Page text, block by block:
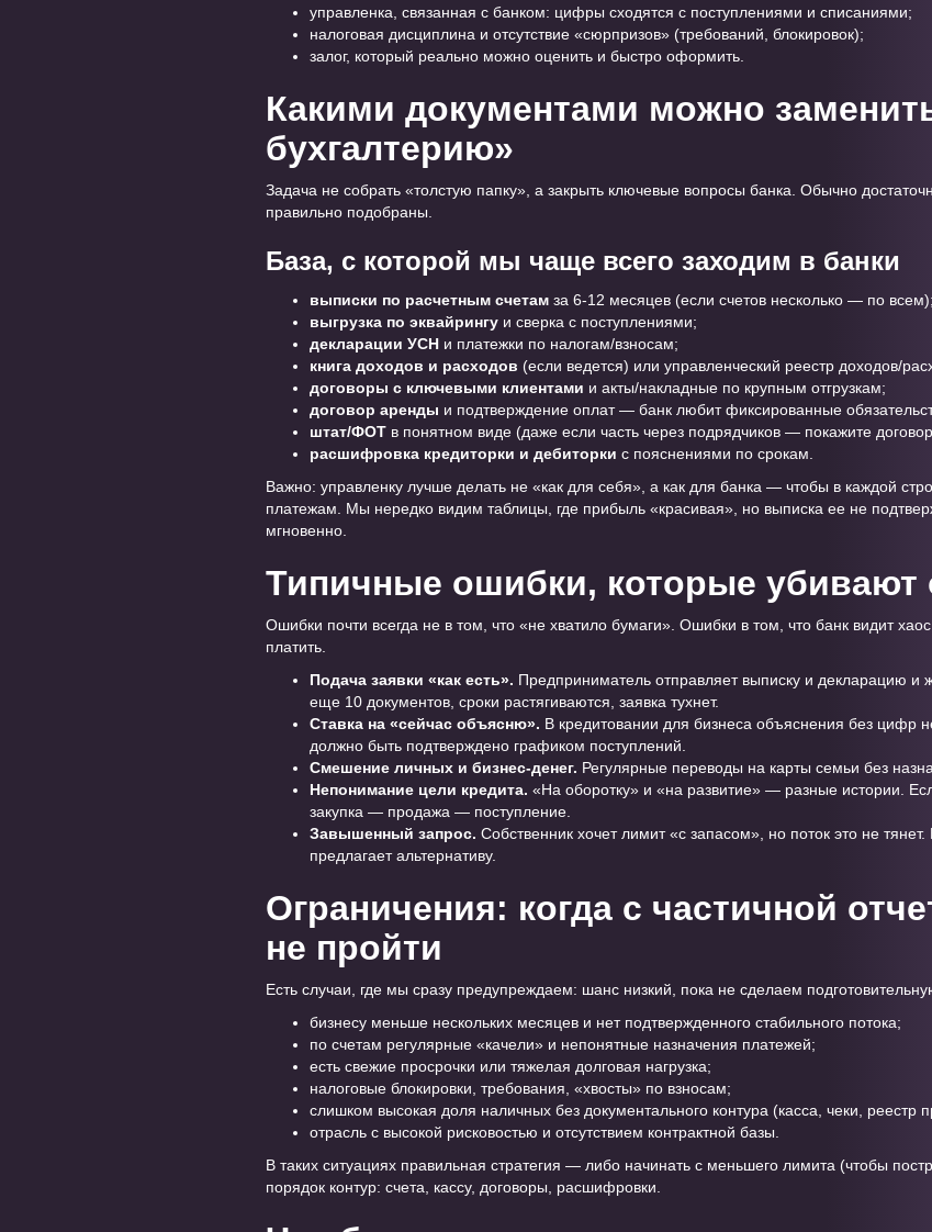
управленка, связанная с банком: цифры сходятся с поступлениями и списаниями;
налоговая дисциплина и отсутствие «сюрпризов» (требований, блокировок);
залог, который реально можно оценить и быстро оформить.
Какими документами можно
бухгалтерию»
Задача не собрать «толстую папку», а закрыть ключевые вопросы банка. Обычно
правильно подобраны.
База, с которой мы чаще всего заходим в банки
выписки по расчетным счетам за 6-12 месяцев (если счетов несколько — по всем);
выгрузка по эквайрингу и сверка с поступлениями;
декларации УСН и платежки по налогам/взносам;
книга доходов и расходов (если ведется) или управленческий реестр доходов/
договоры с ключевыми клиентами и акты/накладные по крупным отгрузкам;
договор аренды и подтверждение оплат — банк любит фиксированные
штат/ФОТ в понятном виде (даже если часть через подрядчиков — покажите
расшифровка кредиторки и дебиторки с пояснениями по срокам.
Важно: управленку лучше делать не «как для себя», а как для банка — чтобы в каждой
платежам. Мы нередко видим таблицы, где прибыль «красивая», но выписка ее не
мгновенно.
Типичные ошибки, которые убивают
Ошибки почти всегда не в том, что «не хватило бумаги». Ошибки в том, что банк видит
платить.
Подача заявки «как есть». Предприниматель отправляет выписку и декларацию и
еще 10 документов, сроки растягиваются, заявка тухнет.
Ставка на «сейчас объясню». В кредитовании для бизнеса объяснения без цифр
должно быть подтверждено графиком поступлений.
Смешение личных и бизнес-денег. Регулярные переводы на карты семьи без
Непонимание цели кредита. «На оборотку» и «на развитие» — разные истории.
закупка — продажа — поступление.
Завышенный запрос. Собственник хочет лимит «с запасом», но поток это не
предлагает альтернативу.
Ограничения: когда с частичной
не пройти
Есть случаи, где мы сразу предупреждаем: шанс низкий, пока не сделаем
бизнесу меньше нескольких месяцев и нет подтвержденного стабильного потока;
по счетам регулярные «качели» и непонятные назначения платежей;
есть свежие просрочки или тяжелая долговая нагрузка;
налоговые блокировки, требования, «хвосты» по взносам;
слишком высокая доля наличных без документального контура (касса, чеки, реестр
отрасль с высокой рисковостью и отсутствием контрактной базы.
В таких ситуациях правильная стратегия — либо начинать с меньшего лимита (чтобы
порядок контур: счета, кассу, договоры, расшифровки.